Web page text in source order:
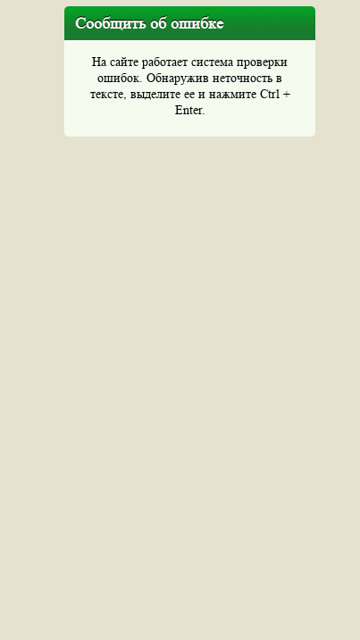
Сообщить об ошибке
На сайте работает система проверки
ошибок. Обнаружив неточность в
тексте, выделите ее и нажмите Ctrl +
Enter.